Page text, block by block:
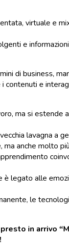
virtuale e
e
di business,
e
ma si estende
lavagna a
anche molto
legato alle
le
in arrivo